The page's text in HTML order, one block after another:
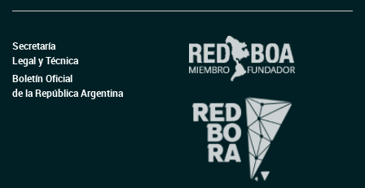
Secretaría
Legal y Técnica
Boletín Oficial
de la República Argentina